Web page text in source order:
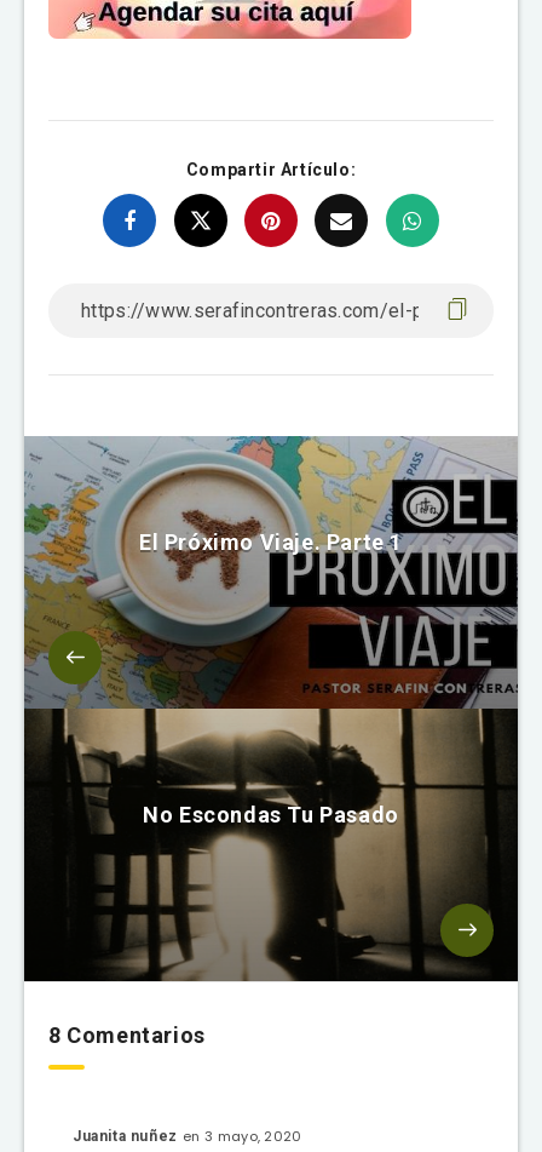
Compartir Artículo:
El Próximo Viaje. Parte 1
No Escondas Tu Pasado
8 Comentarios
Juanita nuñez en 3 mayo, 2020